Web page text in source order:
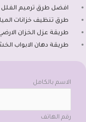
افضل طرق ترميم الفلل
طرق تنظيف خزانات
طريقة عزل الخزان
طريقة دهان الابواب
الاسم بالكامل
رقم الهاتف